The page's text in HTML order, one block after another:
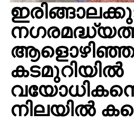
ആളൊഴിഞ്ഞ
കടമുറിയില്‍
വയോധികനെ
നിലയില്‍